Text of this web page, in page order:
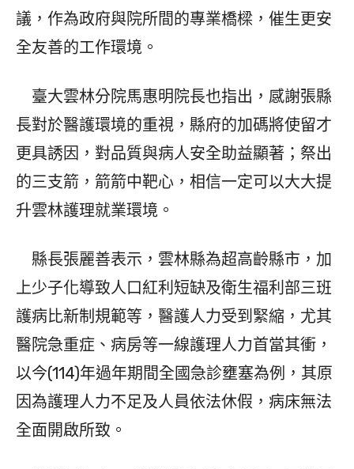
議，作為政府與院所間的專業橋樑，催生更安
全友善的工作環境。
臺大雲林分院馬惠明院長也指出，感謝張縣
長對於醫護環境的重視，縣府的加碼將使留才
更具誘因，對品質與病人安全助益顯著；祭出
的三支箭，箭箭中靶心，相信一定可以大大提
升雲林護理就業環境。
縣長張麗善表示，雲林縣為超高齡縣市，加
上少子化導致人口紅利短缺及衛生福利部三班
護病比新制規範等，醫護人力受到緊縮，尤其
醫院急重症、病房等一線護理人力首當其衝，
以今(114)年過年期間全國急診壅塞為例，其原
因為護理人力不足及人員依法休假，病床無法
全面開啟所致。